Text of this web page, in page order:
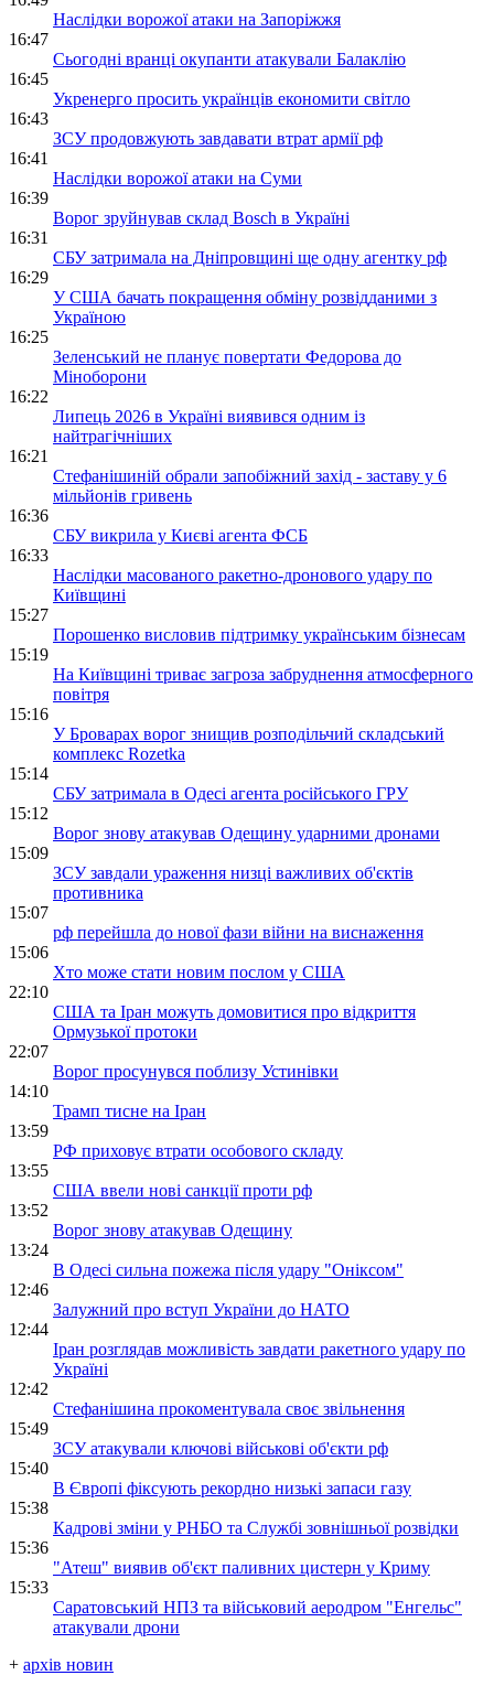
Наслідки ворожої атаки на Запоріжжя
16:47
Сьогодні вранці окупанти атакували Балаклію
16:45
Укренерго просить українців економити світло
16:43
ЗСУ продовжують завдавати втрат армії рф
16:41
Наслідки ворожої атаки на Суми
16:39
Ворог зруйнував склад Bosch в Україні
16:31
СБУ затримала на Дніпровщині ще одну агентку рф
16:29
У США бачать покращення обміну розвідданими з
Україною
16:25
Зеленський не планує повертати Федорова до
Міноборони
16:22
Липець 2026 в Україні виявився одним із
найтрагічніших
16:21
Стефанішиній обрали запобіжний захід - заставу у 6
мільйонів гривень
16:36
СБУ викрила у Києві агента ФСБ
16:33
Наслідки масованого ракетно-дронового удару по
Київщині
15:27
Порошенко висловив підтримку українським бізнесам
15:19
На Київщині триває загроза забруднення атмосферного
повітря
15:16
У Броварах ворог знищив розподільчий складський
комплекс Rozetka
15:14
СБУ затримала в Одесі агента російського ГРУ
15:12
Ворог знову атакував Одещину ударними дронами
15:09
ЗСУ завдали ураження низці важливих об'єктів
противника
15:07
рф перейшла до нової фази війни на виснаження
15:06
Хто може стати новим послом у США
22:10
США та Іран можуть домовитися про відкриття
Ормузької протоки
22:07
Ворог просунувся поблизу Устинівки
14:10
Трамп тисне на Іран
13:59
РФ приховує втрати особового складу
13:55
США ввели нові санкції проти рф
13:52
Ворог знову атакував Одещину
13:24
В Одесі сильна пожежа після удару "Оніксом"
12:46
Залужний про вступ України до НАТО
12:44
Іран розглядав можливість завдати ракетного удару по
Україні
12:42
Стефанішина прокоментувала своє звільнення
15:49
ЗСУ атакували ключові військові об'єкти рф
15:40
В Європі фіксують рекордно низькі запаси газу
15:38
Кадрові зміни у РНБО та Службі зовнішньої розвідки
15:36
"Атеш" виявив об'єкт паливних цистерн у Криму
15:33
Саратовський НПЗ та військовий аеродром "Енгельс"
атакували дрони
+ архів новин